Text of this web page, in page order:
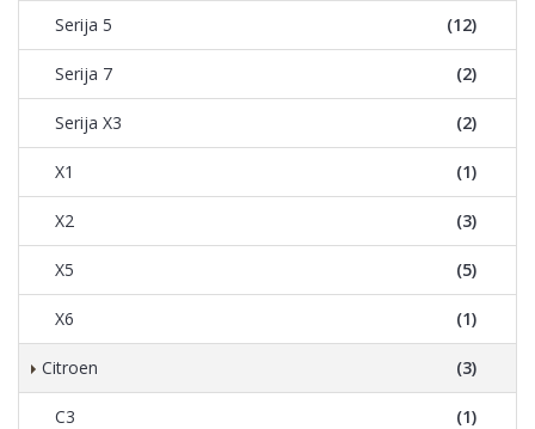
Serija 5 (12)
Serija 7 (2)
Serija X3 (2)
X1 (1)
X2 (3)
X5 (5)
X6 (1)
Citroen (3)
C3 (1)